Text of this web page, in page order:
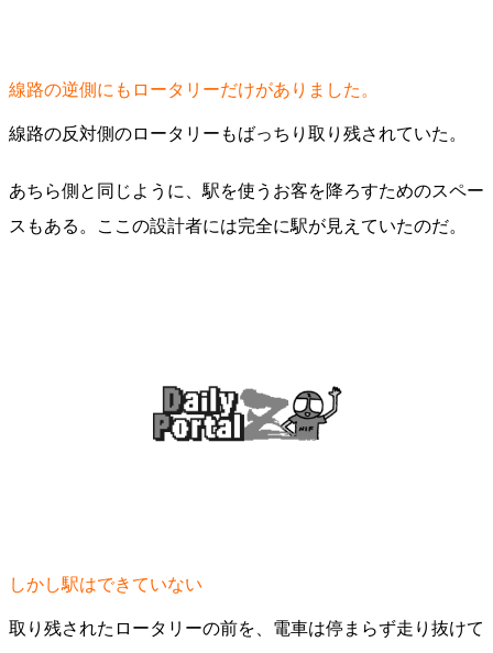
線路の逆側にもロータリーだけがありました。
線路の反対側のロータリーもばっちり取り残されていた。
あちら側と同じように、駅を使うお客を降ろすためのスペー
スもある。ここの設計者には完全に駅が見えていたのだ。
しかし駅はできていない
取り残されたロータリーの前を、電車は停まらず走り抜けて